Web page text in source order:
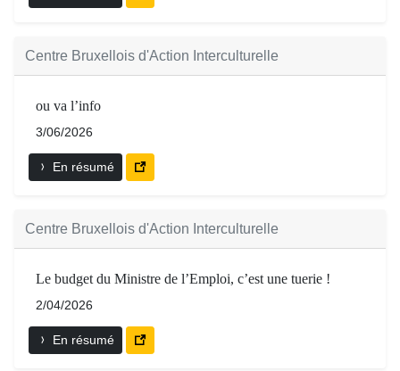
Centre Bruxellois d'Action Interculturelle
ou va l’info
3/06/2026
En résumé
Centre Bruxellois d'Action Interculturelle
Le budget du Ministre de l’Emploi, c’est une tuerie !
2/04/2026
En résumé